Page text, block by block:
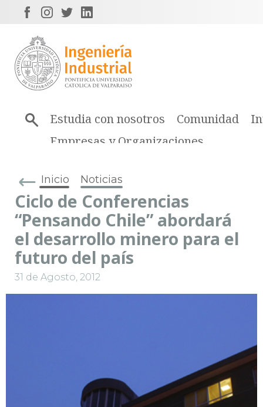
Estudia con nosotros Comunidad
Empresas y Organizaciones
Inicio Noticias
Ciclo de Conferencias
“Pensando Chile” abordará
el desarrollo minero para el
futuro del país
31 de Agosto, 2012